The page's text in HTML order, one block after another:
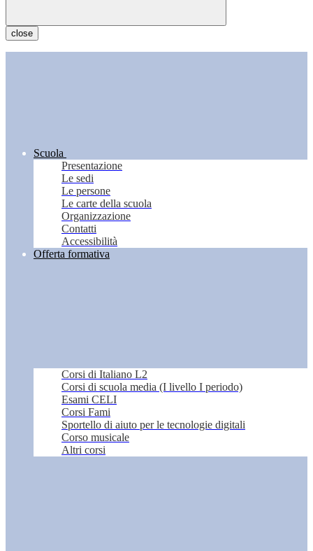
close
Scuola
Presentazione
Le sedi
Le persone
Le carte della scuola
Organizzazione
Contatti
Accessibilità
Offerta formativa
Corsi di Italiano L2
Corsi di scuola media (I livello I periodo)
Esami CELI
Corsi Fami
Sportello di aiuto per le tecnologie digitali
Corso musicale
Altri corsi